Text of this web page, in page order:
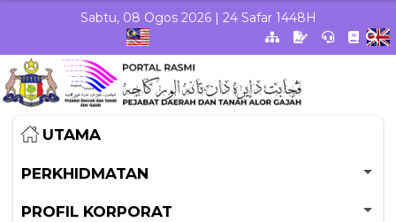
Skip to Main ContentSabtu, 08 Ogos 2026 | 24 Safar 1448H
UTAMA
PERKHIDMATAN
PROFIL KORPORAT